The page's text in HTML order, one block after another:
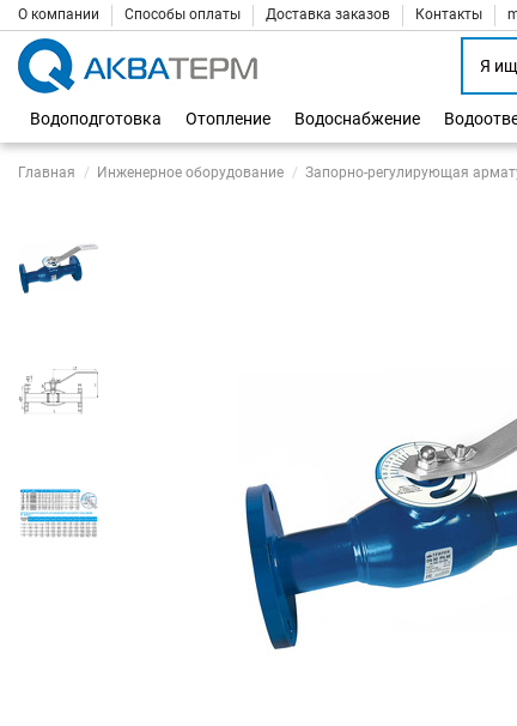
О компании Способы оплаты Доставка заказов Контакты
Водоподготовка
Отопление Водоснабжение
Главная Инженерное оборудование Запорно-регулирующая